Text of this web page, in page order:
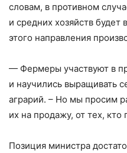
словам, в противном
и средних хозяйств будет
этого направления
— Фермеры участвуют в
и научились выращивать
аграрий. – ​Но мы просим
их на продажу, от тех, кто
Позиция министра